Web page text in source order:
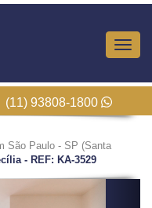
(11) 93808-1800
São Paulo - SP (Santa
- REF: KA-3529